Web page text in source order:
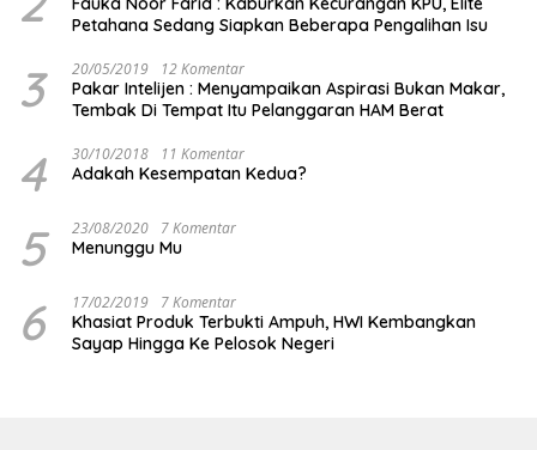
Petahana Sedang Siapkan Beberapa Pengalihan Isu
3 20/05/2019 12 Komentar
Pakar Intelijen : Menyampaikan Aspirasi Bukan Makar,
Tembak Di Tempat Itu Pelanggaran HAM Berat
4 30/10/2018 11 Komentar
Adakah Kesempatan Kedua?
5 23/08/2020 7 Komentar
Menunggu Mu
6 17/02/2019 7 Komentar
Khasiat Produk Terbukti Ampuh, HWI Kembangkan
Sayap Hingga Ke Pelosok Negeri